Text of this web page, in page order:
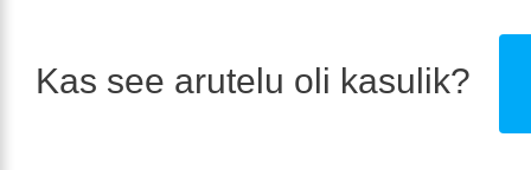
Kas see arutelu oli kasulik?